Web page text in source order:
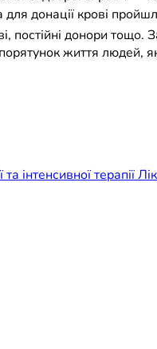
донації крові
постійні донори тощо.
життя людей,
та інтенсивної